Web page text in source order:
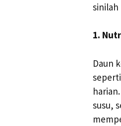
sinilah
1.
Daun
susu,